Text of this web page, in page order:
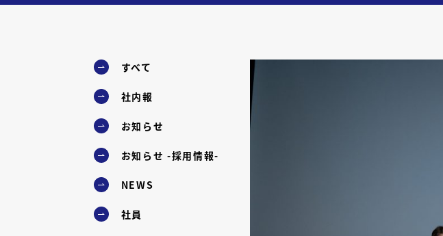
すべて
社内報
お知らせ
お知らせ -採用情報-
NEWS
社員